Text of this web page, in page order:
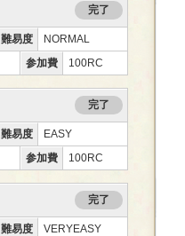
完了
難易度
NORMAL
参加費 100RC
完了
難易度
EASY
参加費 100RC
完了
難易度
VERYEASY